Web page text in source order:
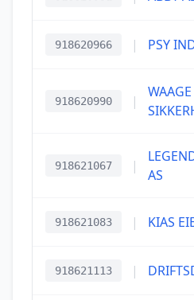
918620966 | PSY
918620990 |
918621067 |
AS
918621083 | KIAS
918621113 |